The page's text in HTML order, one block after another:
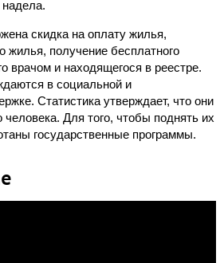
надела.
скидка на оплату жилья,
жилья, получение бесплатного
врачом и находящегося в реестре.
в социальной и
Статистика утверждает, что они
человека. Для того, чтобы поднять их
государственные программы.